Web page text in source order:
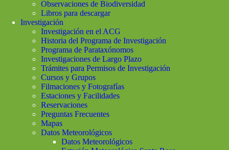
Observaciones de Biodiversidad
Libros para descargar
Investigación
Investigación en el ACG
Historia del Programa de Investigación
Programa de Parataxónomos
Investigaciones de Largo Plazo
Trámites para Permisos de Investigación
Cursos y Grupos
Filmaciones y Fotografías
Estaciones y Facilidades
Reservaciones
Preguntas Frecuentes
Mapas
Datos Meteorológicos
Datos Meteorológicos